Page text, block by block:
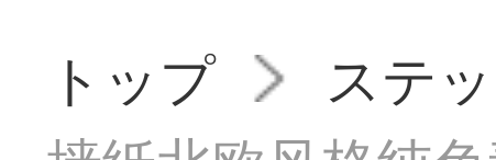
トップ
ステ